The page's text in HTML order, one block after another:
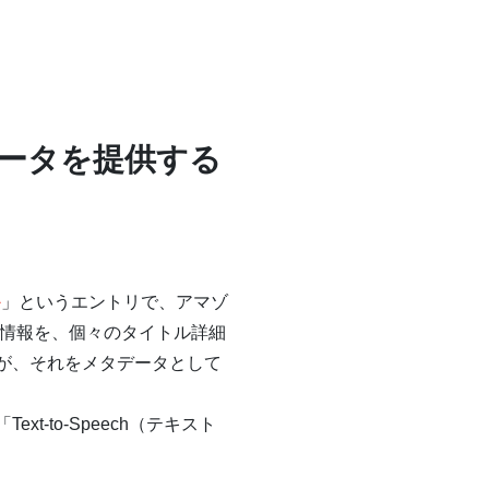
タを提供する
」というエントリで、アマゾ
報を、個々のタイトル詳細
、それをメタデータとして
to-Speech（テキスト